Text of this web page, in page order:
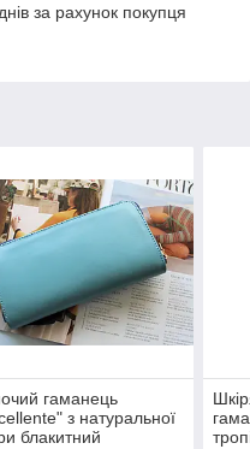
за рахунок покупця
гаманець
з натуральної
блакитний